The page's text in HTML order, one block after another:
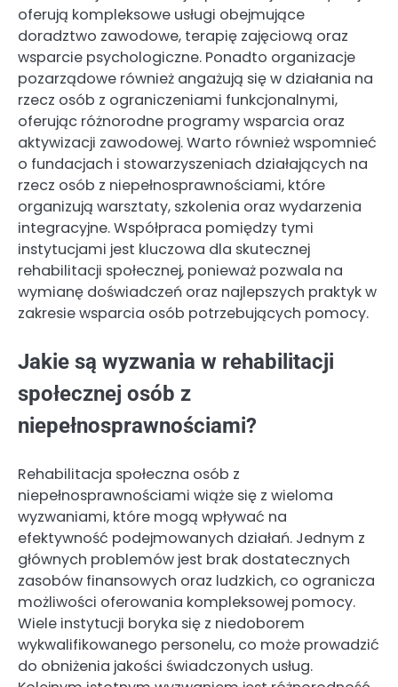
oferują kompleksowe usługi obejmujące
doradztwo zawodowe, terapię zajęciową oraz
wsparcie psychologiczne. Ponadto organizacje
pozarządowe również angażują się w działania na
rzecz osób z ograniczeniami funkcjonalnymi,
oferując różnorodne programy wsparcia oraz
aktywizacji zawodowej. Warto również wspomnieć
o fundacjach i stowarzyszeniach działających na
rzecz osób z niepełnosprawnościami, które
organizują warsztaty, szkolenia oraz wydarzenia
integracyjne. Współpraca pomiędzy tymi
instytucjami jest kluczowa dla skutecznej
rehabilitacji społecznej, ponieważ pozwala na
wymianę doświadczeń oraz najlepszych praktyk w
zakresie wsparcia osób potrzebujących pomocy.
Jakie są wyzwania w rehabilitacji
społecznej osób z
niepełnosprawnościami?
Rehabilitacja społeczna osób z
niepełnosprawnościami wiąże się z wieloma
wyzwaniami, które mogą wpływać na
efektywność podejmowanych działań. Jednym z
głównych problemów jest brak dostatecznych
zasobów finansowych oraz ludzkich, co ogranicza
możliwości oferowania kompleksowej pomocy.
Wiele instytucji boryka się z niedoborem
wykwalifikowanego personelu, co może prowadzić
do obniżenia jakości świadczonych usług.